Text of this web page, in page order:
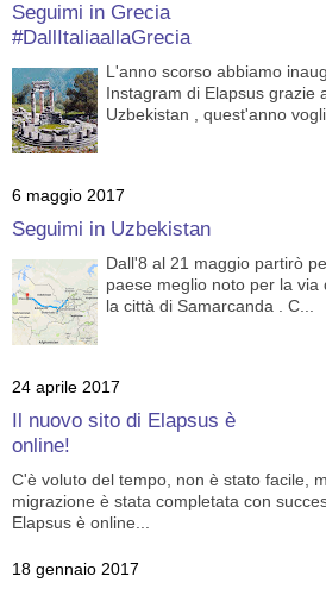
Seguimi in Grecia
#DallItaliaallaGrecia
L'anno scorso abbiamo
Instagram di Elapsus grazie
Uzbekistan , quest'anno
6 maggio 2017
Seguimi in Uzbekistan
Dall'8 al 21 maggio partirò
paese meglio noto per la
la città di Samarcanda . C...
24 aprile 2017
Il nuovo sito di Elapsus è
online!
C'è voluto del tempo, non è stato facile,
migrazione è stata completata con
Elapsus è online...
18 gennaio 2017